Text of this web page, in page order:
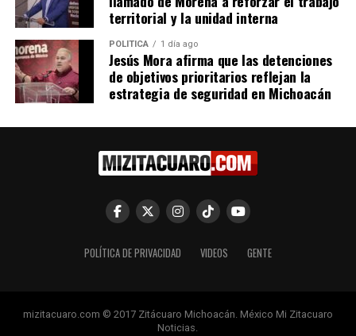
Raúl Morón Orozco: Senado Aprueba Reforma para un
Gobierno Austero y Eficiente
DON'T MISS
Diputado Téllez Marín Urge a Acción Inmediata para
Apoyar al Sector Ganadero
territorial y la unidad interna
POLÍTICA 1 día ago
Jesús Mora afirma que las detenciones
de objetivos prioritarios reflejan la
estrategia de seguridad en Michoacán
POLÍTICA DE PRIVACIDAD VIDEOS GENTE
mizitacuaro.com © 2017 Zitácuaro Michoacán. México Mi Zitacuaro
Noticias.